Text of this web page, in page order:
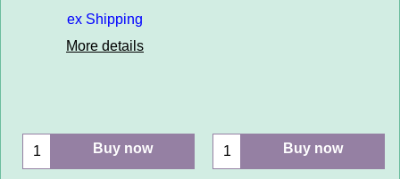
ex Shipping
More details
Buy now Buy now